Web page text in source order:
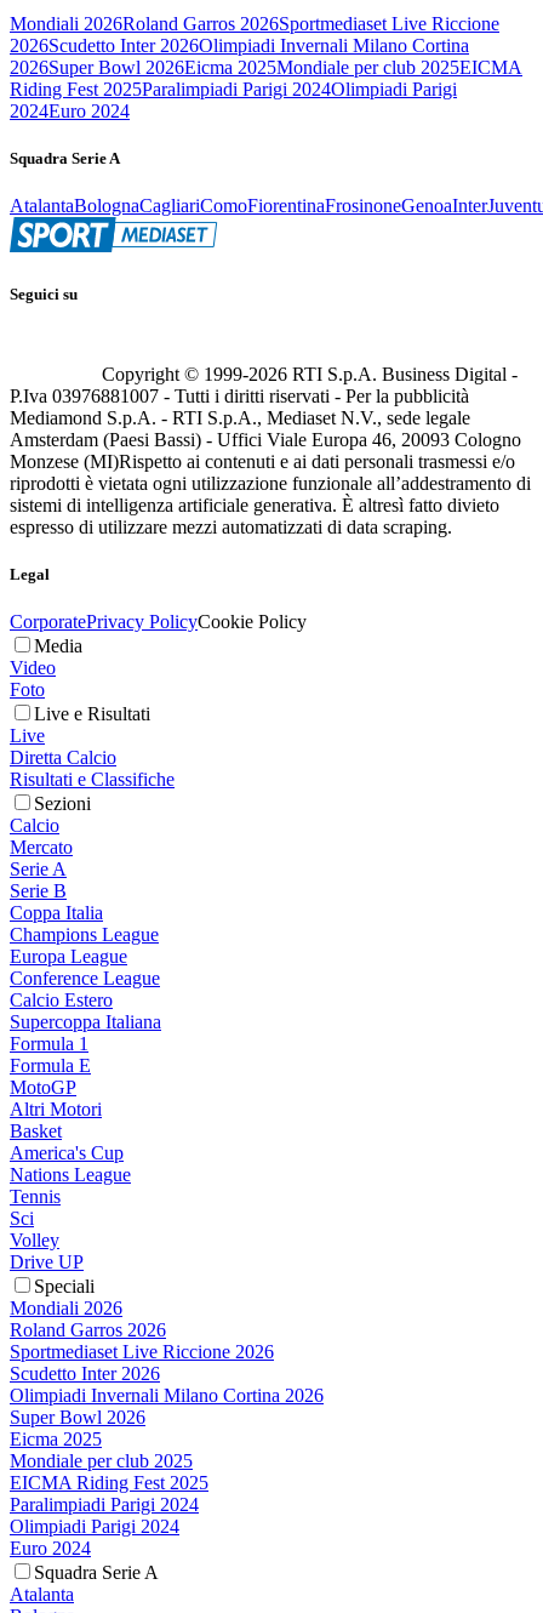
Mondiali 2026Roland Garros 2026Sportmediaset Live Riccione
2026Scudetto Inter 2026Olimpiadi Invernali Milano Cortina
2026Super Bowl 2026Eicma 2025Mondiale per club 2025EICMA
Riding Fest 2025Paralimpiadi Parigi 2024Olimpiadi Parigi
2024Euro 2024
Squadra Serie A
AtalantaBolognaCagliariComoFiorentinaFrosinoneGenoaInter
Seguici su
Copyright © 1999-2026 RTI S.p.A. Business Digital -
P.Iva 03976881007 - Tutti i diritti riservati - Per la pubblicità
Mediamond S.p.A. - RTI S.p.A., Mediaset N.V., sede legale
Amsterdam (Paesi Bassi) - Uffici Viale Europa 46, 20093 Cologno
Monzese (MI)Rispetto ai contenuti e ai dati personali trasmessi e/o
riprodotti è vietata ogni utilizzazione funzionale all’addestramento di
sistemi di intelligenza artificiale generativa. È altresì fatto divieto
espresso di utilizzare mezzi automatizzati di data scraping.
Legal
CorporatePrivacy PolicyCookie Policy
Media
Video
Foto
Live e Risultati
Live
Diretta Calcio
Risultati e Classifiche
Sezioni
Calcio
Mercato
Serie A
Serie B
Coppa Italia
Champions League
Europa League
Conference League
Calcio Estero
Supercoppa Italiana
Formula 1
Formula E
MotoGP
Altri Motori
Basket
America's Cup
Nations League
Tennis
Sci
Volley
Drive UP
Speciali
Mondiali 2026
Roland Garros 2026
Sportmediaset Live Riccione 2026
Scudetto Inter 2026
Olimpiadi Invernali Milano Cortina 2026
Super Bowl 2026
Eicma 2025
Mondiale per club 2025
EICMA Riding Fest 2025
Paralimpiadi Parigi 2024
Olimpiadi Parigi 2024
Euro 2024
Squadra Serie A
Atalanta